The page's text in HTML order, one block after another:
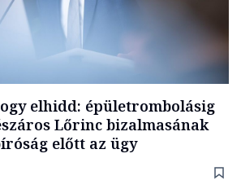
elhidd: épületrombolásig
Lőrinc bizalmasának
előtt az ügy